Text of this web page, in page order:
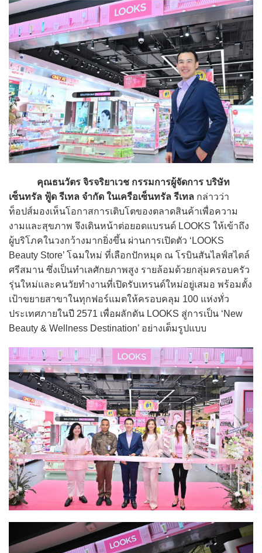
คุณธนวัตร จิรจริยาเวช กรรมการผู้จัดการ บริษัท
เซ็นทรัล ฟู้ด รีเทล จำกัด ในเครือเซ็นทรัล รีเทล กล่าวว่า
ท็อปส์มองเห็นโอกาสการเติบโตของตลาดสินค้าเพื่อความ
งามและสุขภาพ จึงเดินหน้าต่อยอดแบรนด์ LOOKS ให้เข้าถึง
ผู้บริโภคในวงกว้างมากยิ่งขึ้น ผ่านการเปิดตัว ‘LOOKS
Beauty Store’ โฉมใหม่ ที่เลือกปักหมุด ณ โรบินสันไลฟ์สไตล์
ศรีสมาน ซึ่งเป็นทำเลศักยภาพสูง รายล้อมด้วยกลุ่มครอบครัว
รุ่นใหม่และคนวัยทำงานที่เปิดรับเทรนด์ใหม่อยู่เสมอ พร้อมตั้ง
เป้าขยายสาขาในทุกฟอร์แมตให้ครอบคลุม 100 แห่งทั่ว
ประเทศภายในปี 2571 เพื่อผลักดัน LOOKS สู่การเป็น ‘New
Beauty & Wellness Destination’ อย่างเต็มรูปแบบ